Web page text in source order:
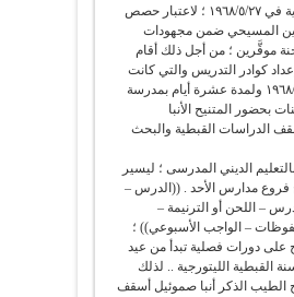
الموافقة الوزارية في ١٩٦٨/٥/٢٧ ؛ لاعتبار حصص
المسيحي ضمن مجهودات
موقَّرين ؛ من أجل ذلك أقام
كوادر التدريس والتي كانت
بدايتها فى ١٩٦٨/٨/١٧ ولمدة عشرة أيام بمدرسة
بحضور المتنيح الأنبا
الدراسات القبطية والبحث
الديني المدرسى ؛ ليسير
فروع مدارس الأحد . ((الدرس –
– اللحن أو الترنيمة –
– الواجب الأسبوعي)) ؛
على دورات فصلية تبدأ من عيد
القبطية الليتورجية .. لذلك
الطيب الذكر أنبا صموئيل أسقف